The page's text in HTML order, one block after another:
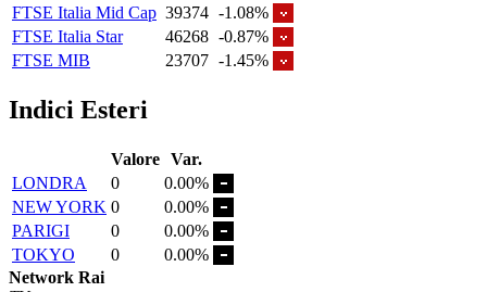
FTSE Italia Mid Cap 39374 -1.08%
FTSE Italia Star
46268 -0.87%
FTSE MIB
23707 -1.45%
Indici Esteri
Valore Var.
LONDRA
0
0.00%
NEW YORK 0
0.00%
PARIGI
0
0.00%
TOKYO
0
0.00%
Network Rai